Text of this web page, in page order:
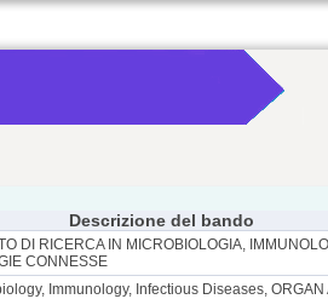
Descrizione del bando
DI RICERCA IN MICROBIOLOGIA,
CONNESSE
Immunology, Infectious Diseases,